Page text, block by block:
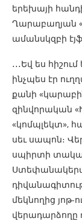
երեխայի
Ղարաբաղյան
ամանսկզբի
․․․Եվ ես
ինչպես էր
քանի
զինվորական
«կոմպլեկտ»,
սեւ սապոն։
սպիրտի
մեկնողից յոթ-
վերադարձողը